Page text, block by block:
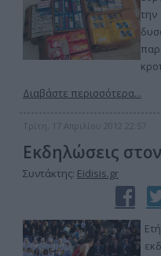
Διαβάστε περισσότερα...
Τρίτη, 17 Απριλίου 2012 22:57
Εκδηλώσεις
Συντάκτης: Eidisis.gr